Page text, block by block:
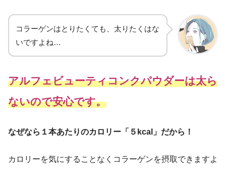
コラーゲンはとりたくても、太りたくはな
いですよね…
アルフェビューティコンクパウダーは太ら
ないので安心です。
なぜなら１本あたりのカロリー「５kcal」だから！
カロリーを気にすることなくコラーゲンを摂取できますよ